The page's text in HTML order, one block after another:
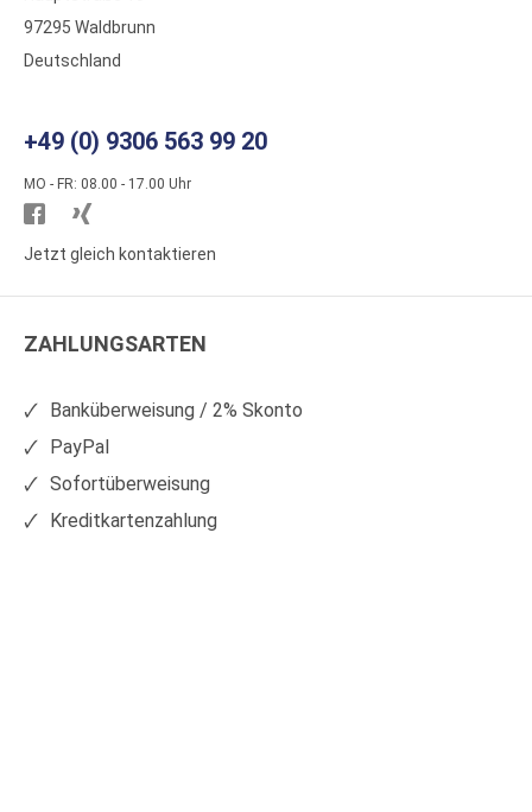
97295 Waldbrunn
Deutschland
+49 (0) 9306 563 99 20
MO - FR: 08.00 - 17.00 Uhr
Besuchen
Sie
auf
Sie
auf
Jetzt gleich kontaktieren
ZAHLUNGSARTEN
Banküberweisung / 2% Skonto
PayPal
Sofortüberweisung
Kreditkartenzahlung